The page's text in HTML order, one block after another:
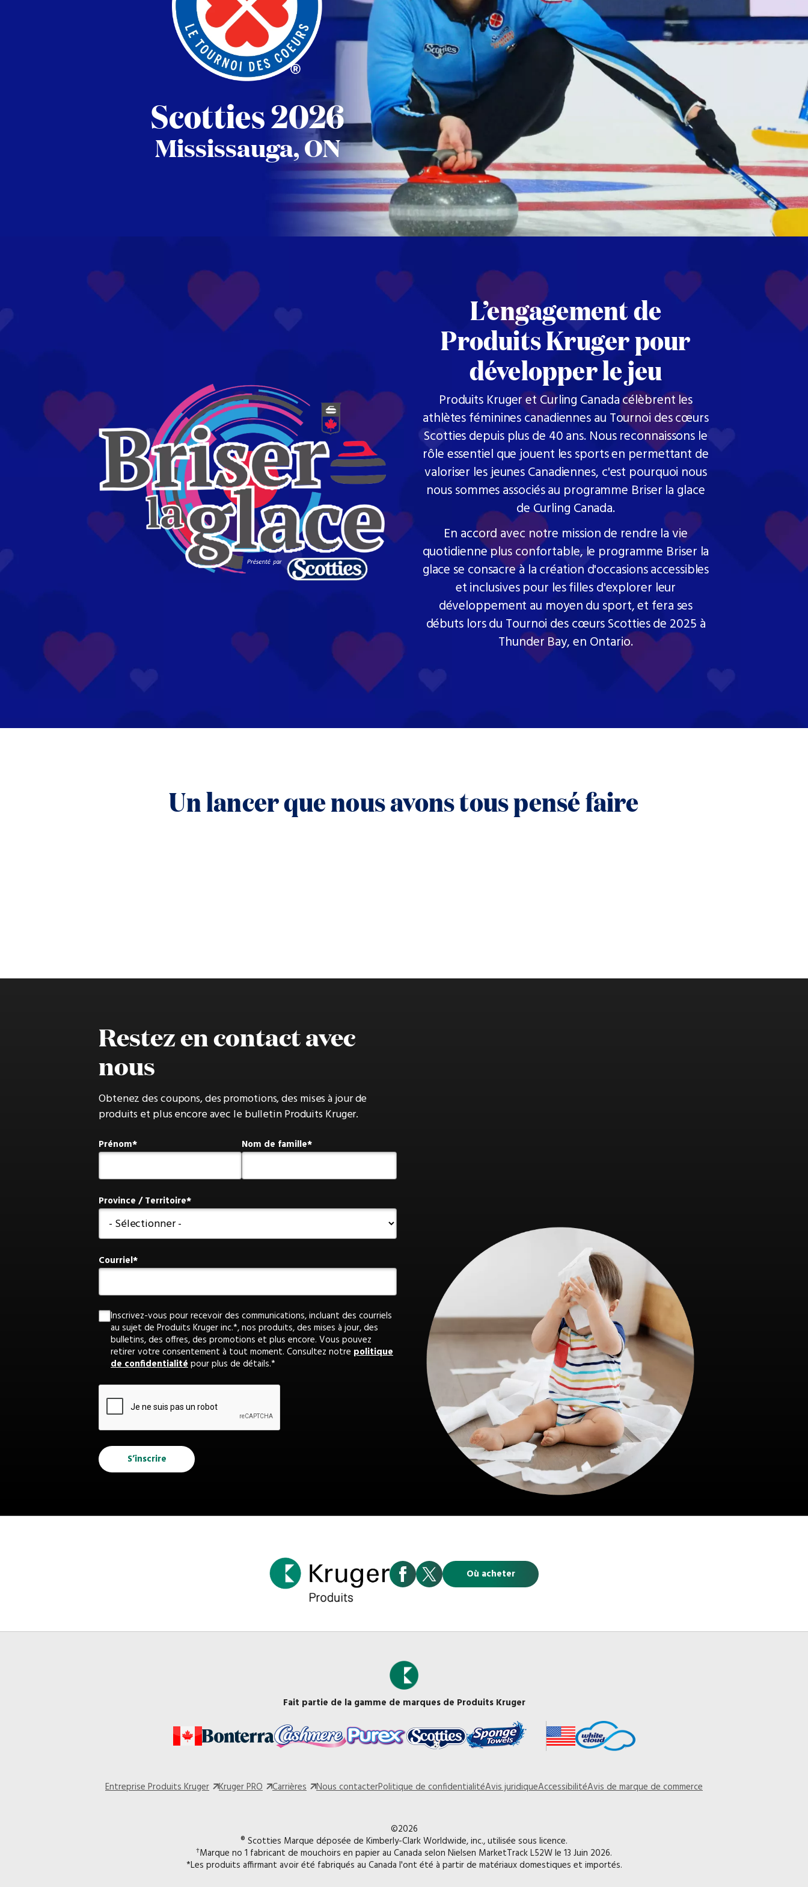
Scotties 2026
Mississauga, ON
L’engagement de
Produits Kruger pour
développer le jeu
Produits Kruger et Curling Canada célèbrent les
athlètes féminines canadiennes au Tournoi des cœurs
Scotties depuis plus de 40 ans. Nous reconnaissons le
rôle essentiel que jouent les sports en permettant de
valoriser les jeunes Canadiennes, c'est pourquoi nous
nous sommes associés au programme Briser la glace
de Curling Canada.
En accord avec notre mission de rendre la vie
quotidienne plus confortable, le programme Briser la
glace se consacre à la création d'occasions accessibles
et inclusives pour les filles d'explorer leur
développement au moyen du sport, et fera ses
débuts lors du Tournoi des cœurs Scotties de 2025 à
Thunder Bay, en Ontario.
Un lancer que nous avons tous pensé faire
Restez en contact avec
nous
Obtenez des coupons, des promotions, des mises à jour de
produits et plus encore avec le bulletin Produits Kruger.
Prénom Nom de famille
Province / Territoire
Courriel
Inscrivez-vous pour recevoir des communications, incluant des courriels
au sujet de Produits Kruger inc.*, nos produits, des mises à jour, des
bulletins, des offres, des promotions et plus encore. Vous pouvez
retirer votre consentement à tout moment. Consultez notre politique
de confidentialitépour plus de détails.
Où acheter
Fait partie de la gamme de marques de Produits Kruger
Entreprise Produits Kruger Kruger PRO Carrières Nous contacterPolitique de confidentialitéAvis juridiqueAccessibilitéAvis de marque de commerce
©2026
® Scotties Marque déposée de Kimberly-Clark Worldwide, inc., utilisée sous licence.
†Marque no 1 fabricant de mouchoirs en papier au Canada selon Nielsen MarketTrack L52W le 13 Juin 2026.
*Les produits affirmant avoir été fabriqués au Canada l'ont été à partir de matériaux domestiques et importés.